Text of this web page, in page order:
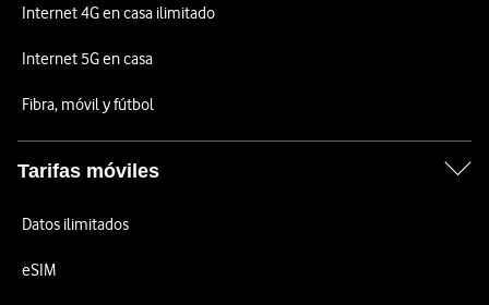
Internet 4G en casa ilimitado
Internet 5G en casa
Fibra, móvil y fútbol
Tarifas móviles
Datos ilimitados
eSIM